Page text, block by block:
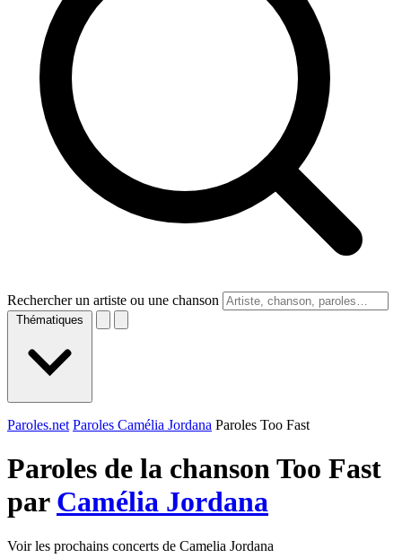
Rechercher un artiste ou une chanson
Thématiques
Paroles.net Paroles Camélia Jordana Paroles Too Fast
Paroles de la chanson Too Fast
par Camélia Jordana
Voir les prochains concerts de Camelia Jordana